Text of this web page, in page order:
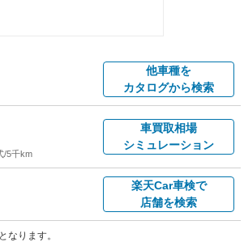
他車種を
カタログから検索
/5千km
車買取相場
シミュレーション
楽天Car車検で
店舗を検索
なります。